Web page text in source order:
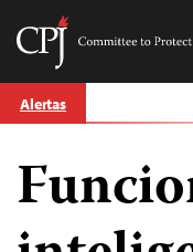
Skip
to Alertas